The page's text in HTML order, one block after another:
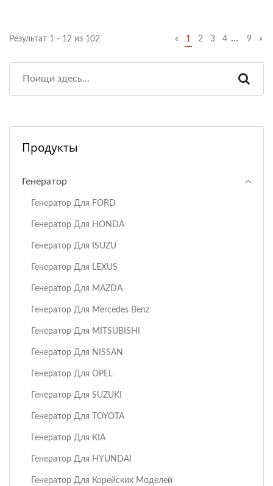
Результат 1 - 12 из 102 « 1 2 3 4 … 9 »
Продукты
Генератор
Генератор Для FORD
Генератор Для HONDA
Генератор Для ISUZU
Генератор Для LEXUS
Генератор Для MAZDA
Генератор Для Mercedes Benz
Генератор Для MITSUBISHI
Генератор Для NISSAN
Генератор Для OPEL
Генератор Для SUZUKI
Генератор Для TOYOTA
Генератор Для KIA
Генератор Для HYUNDAI
Генератор Для Корейских Моделей